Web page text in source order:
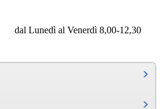
dal Lunedì al Venerdì 8,00-12,30